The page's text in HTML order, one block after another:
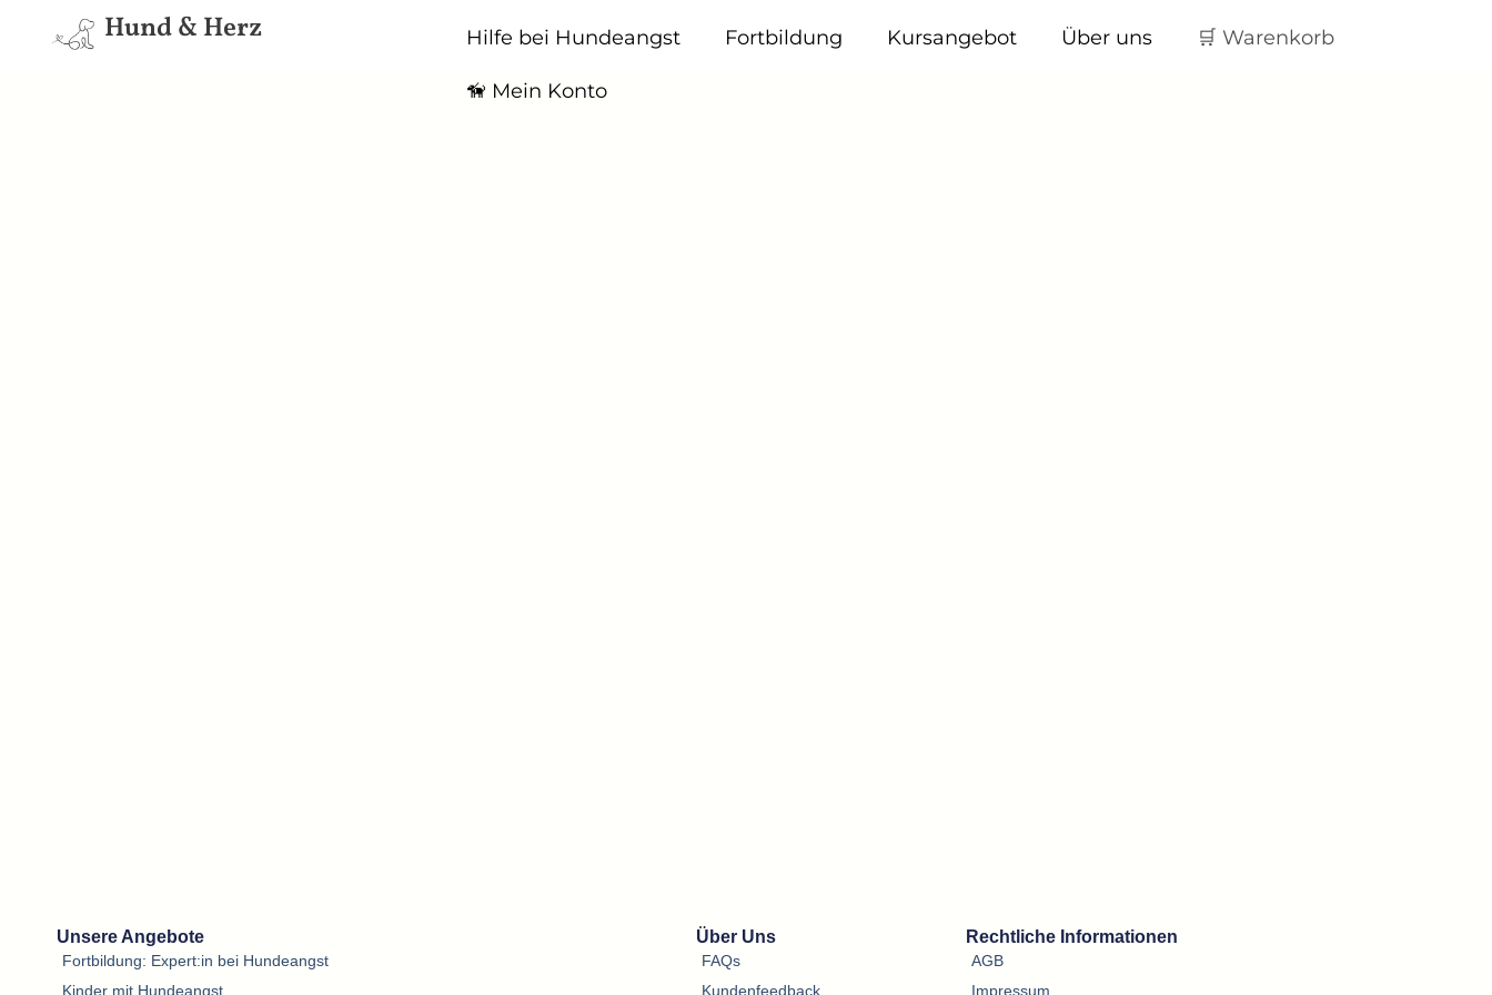
Hund & Herz Hilfe bei Hundeangst Fortbildung Kursangebot Über uns 🛒 Warenkorb
🦮 Mein Konto
Unsere Angebote
Fortbildung: Expert:in bei Hundeangst
Kinder mit Hundeangst
Über Uns
FAQs
Kundenfeedback
Rechtliche Informationen
AGB
Impressum